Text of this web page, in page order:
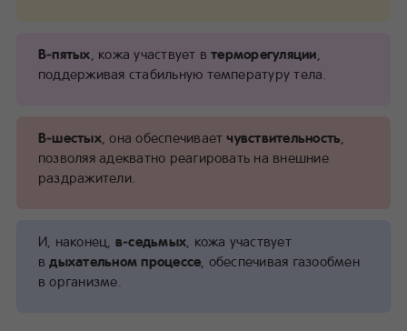
В‑пятых , кожа участвует втерморегуляции
поддерживая стабильную температуру тела.
В‑шестых, она обеспечиваетчувствительность
позволяя адекватно реагировать на внешние
раздражители.
И, наконец, в‑седьмых , кожа участвует
вдыхательном процессе , обеспечивая газообмен
в организме.